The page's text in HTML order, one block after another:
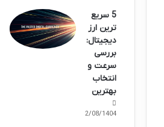
5 سریع
ترین ارز
دیجیتال:
بررسی
سرعت و
انتخاب
بهترین
12/08/1404